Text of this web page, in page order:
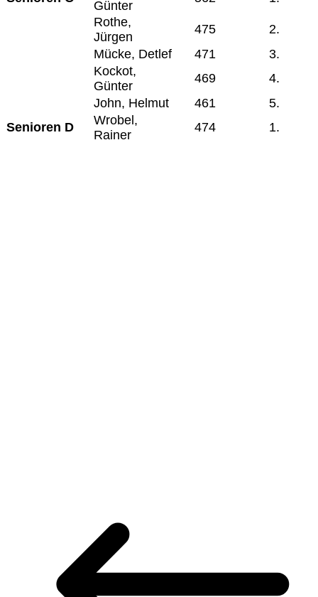
Günter
Rothe,
Jürgen
475
2.
Mücke, Detlef
471
3.
Kockot,
Günter
469
4.
John, Helmut
461
5.
Senioren D
Wrobel,
Rainer
474 1.